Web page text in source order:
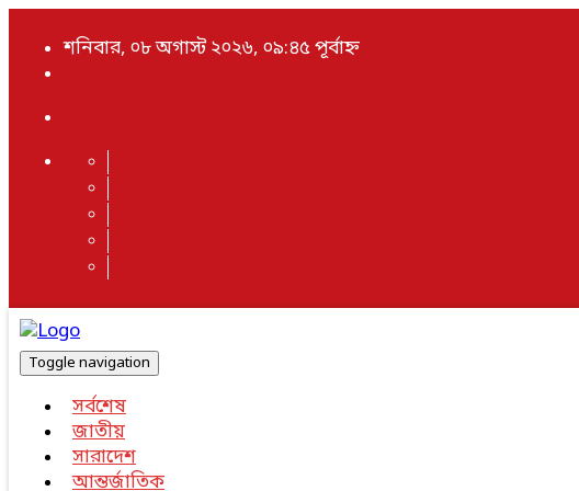
শনিবার, ০৮ অগাস্ট ২০২৬, ০৯:৪৫ পূর্বাহ্ন
Toggle navigation
সর্বশেষ
জাতীয়
সারাদেশ
আন্তর্জাতিক